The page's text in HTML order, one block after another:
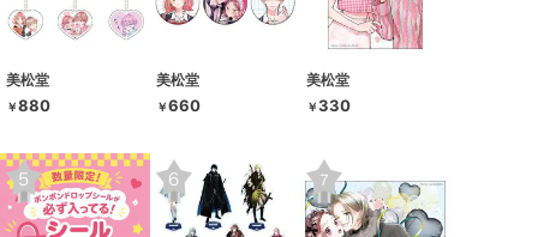
美松堂
￥880
美松堂
￥660
美松堂
￥330